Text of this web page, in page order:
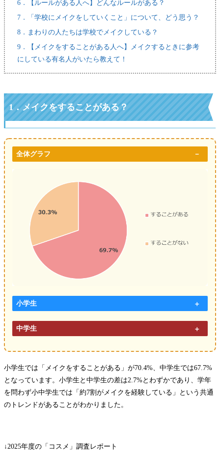
6．【ルールがある人へ】どんなルールがある？
7．「学校にメイクをしていくこと」について、どう思う？
8．まわりの人たちは学校でメイクしている？
9．【メイクをすることがある人へ】メイクするときに参考
にしている有名人がいたら教えて！
1．メイクをすることがある？
全体グラフ
小学生
中学生
小学生では「メイクをすることがある」が70.4%、中学生では67.7%
となっています。小学生と中学生の差は2.7%とわずかであり、学年
を問わず小中学生では「約7割がメイクを経験している」という共通
のトレンドがあることがわかりました。
↓2025年度の「コスメ」調査レポート